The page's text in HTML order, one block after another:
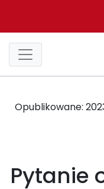
Opublikowane:
Pytanie